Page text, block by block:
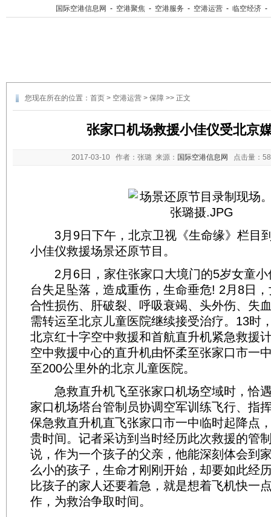
国际空港信息网 - 空港聚焦 - 空港服务 - 空港运营 - 临空经济 -
您现在所在的位置： 首页 > 空港运营 > 保障 >> 正文
张家口机场救援小佳仪受北京
2017-03-10 作者：张璐 来源： 国际空港信息网 点击量：
3月9日下午，北京卫视《生命缘》栏目
小佳仪救援场景还原节目。
2月6日，家住张家口大境门的5岁女童小
台失足坠落，造成重伤，生命垂危! 2月8日
合性损伤、肝破裂、呼吸衰竭、头外伤、失
需转运至北京儿童医院继续接受治疗。13时
北京红十字空中救援和首航直升机紧急救援
空中救援中心的直升机由怀柔至张家口市一
至200公里外的北京儿童医院。
急救直升机飞至张家口机场空域时，恰
家口机场塔台管制员协调空军训练飞行、指
保急救直升机直飞张家口市一中临时起降点
贵时间。记者采访到当时经历此次救援的管
说，作为一个孩子的父亲，他能深刻体会到
么小的孩子，生命才刚刚开始，却要如此经
比孩子的家人还要着急，就是想着飞机快一
作，为救治争取时间。